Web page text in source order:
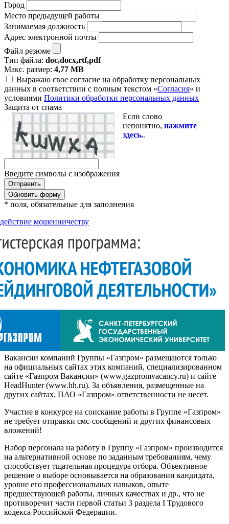
Город
Место предыдущей работы
Занимаемая должность
Адрес электронной почты
Файл резюме
Тип файла: doc,docx,rtf,pdf
Макс. размер: 4,77 MB
Выражаю свое согласие на обработку персональных
данных в соответствии с полным текстом «Согласия» и
условиями Политики обработки персональных данных
Защита от спама
Если слово
непонятно, нажмите
здесь..
Введите символы с изображения
Обновить форму
* поля, обязательные для заполнения
мошенничеству
Вакансии компаний Группы «Газпром» размещаются только
на официальных сайтах этих компаний, специализированном
сайте «Газпром Вакансии» (www.gazpromvacancy.ru) и сайте
HeadHunter (www.hh.ru). За объявления, размещенные на
других сайтах, ПАО «Газпром» ответственности не несет.
Участие в конкурсе на соискание работы в Группе «Газпром»
не требует отправки смс-сообщений и других финансовых
вложений!
Набор персонала на работу в Группу «Газпром» производится
на альтернативной основе по заданным требованиям, чему
способствует тщательная процедура отбора. Объективное
решение о выборе основывается на образовании кандидата,
уровне его профессиональных навыков, опыте
предшествующей работы, личных качествах и др., что не
противоречит части первой статьи 3 раздела I Трудового
кодекса Российской Федерации.